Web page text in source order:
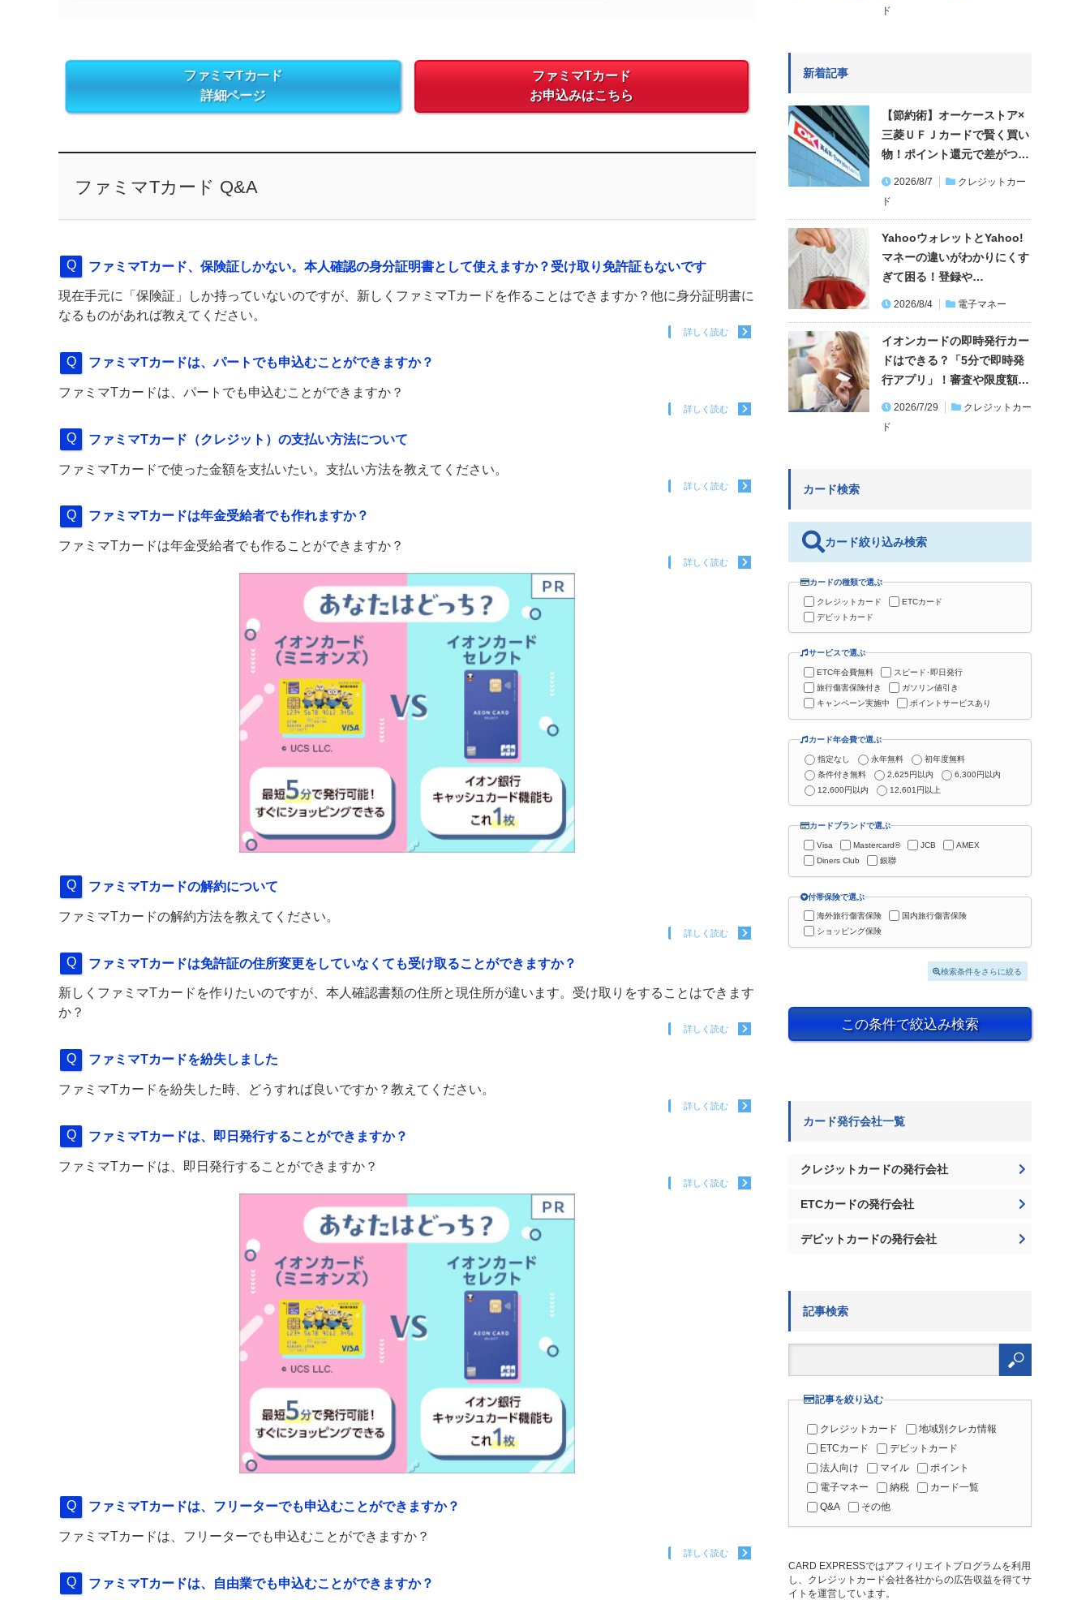
ファミマTカード
詳細ページ
ファミマTカード
お申込みはこちら
ファミマTカード Q&A
ファミマTカード、保険証しかない。本人確認の身分証明書として使えますか？受け取り免許証もないです
現在手元に「保険証」しか持っていないのですが、新しくファミマTカードを作ることはできますか？他に身分証明書に
なるものがあれば教えてください。
詳しく読む
ファミマTカードは、パートでも申込むことができますか？
ファミマTカードは、パートでも申込むことができますか？
詳しく読む
ファミマTカード（クレジット）の支払い方法について
ファミマTカードで使った金額を支払いたい。支払い方法を教えてください。
詳しく読む
ファミマTカードは年金受給者でも作れますか？
ファミマTカードは年金受給者でも作ることができますか？
詳しく読む
ファミマTカードの解約について
ファミマTカードの解約方法を教えてください。
詳しく読む
ファミマTカードは免許証の住所変更をしていなくても受け取ることができますか？
新しくファミマTカードを作りたいのですが、本人確認書類の住所と現住所が違います。受け取りをすることはできます
か？
詳しく読む
ファミマTカードを紛失しました
ファミマTカードを紛失した時、どうすれば良いですか？教えてください。
詳しく読む
ファミマTカードは、即日発行することができますか？
ファミマTカードは、即日発行することができますか？
詳しく読む
ファミマTカードは、フリーターでも申込むことができますか？
ファミマTカードは、フリーターでも申込むことができますか？
詳しく読む
ファミマTカードは、自由業でも申込むことができますか？
ド
新着記事
【節約術】オーケーストア×
三菱ＵＦＪカードで賢く買い
物！ポイント還元で差がつ…
2026/8/7
クレジットカー
ド
YahooウォレットとYahoo!
マネーの違いがわかりにくす
ぎて困る！登録や…
2026/8/4 電子マネー
イオンカードの即時発行カー
ドはできる？「5分で即時発
行アプリ」！審査や限度額…
2026/7/29
クレジットカー
ド
カード検索
カード絞り込み検索
カードの種類で選ぶ
クレジットカード
ETCカード
デビットカード
サービスで選ぶ
ETC年会費無料
スピード･即日発行
旅行傷害保険付き
ガソリン値引き
キャンペーン実施中
ポイントサービスあり
カード年会費で選ぶ
指定なし 永年無料
初年度無料
条件付き無料
2,625円以内
6,300円以内
12,600円以内
12,601円以上
カードブランドで選ぶ
Visa Mastercard® JCB
AMEX
Diners Club
銀聯
付帯保険で選ぶ
海外旅行傷害保険
国内旅行傷害保険
ショッピング保険
検索条件をさらに絞る
この条件で絞込み検索
カード発行会社一覧
クレジットカードの発行会社
ETCカードの発行会社
デビットカードの発行会社
記事検索
検
記事を絞り込む
クレジットカード
地域別クレカ情報
ETCカード
デビットカード
法人向け
マイル
ポイント
電子マネー
納税
カード一覧
Q&A
その他
CARD EXPRESSではアフィリエイトプログラムを利用
し、クレジットカード会社各社からの広告収益を得てサ
イトを運営しています。